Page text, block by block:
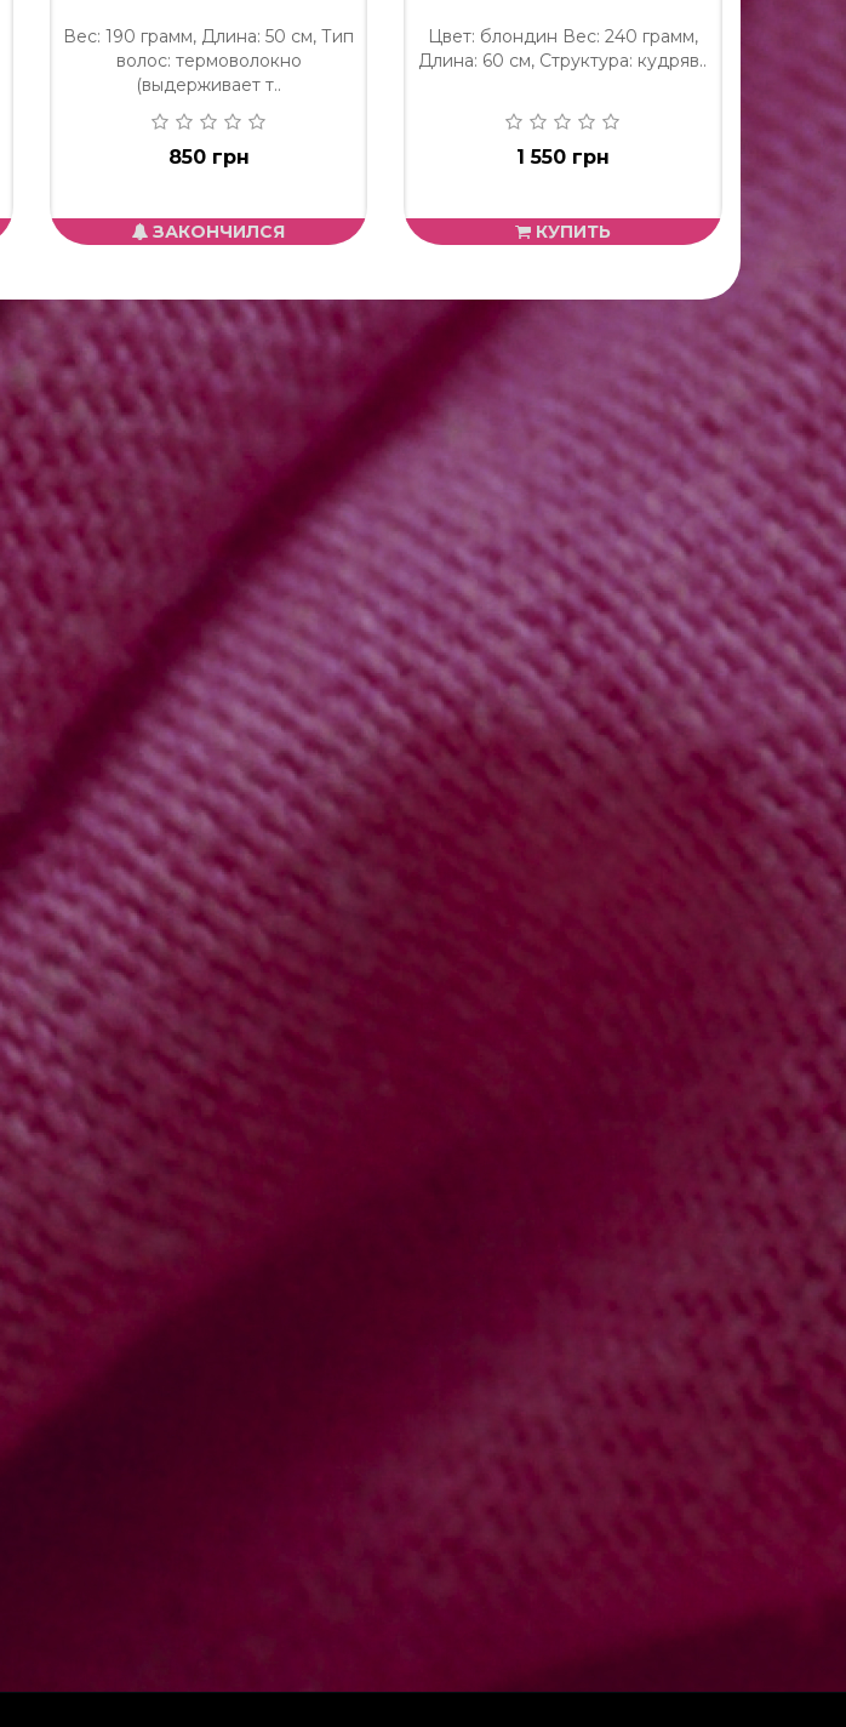
Вес: 190 грамм, Длина: 50 см, Тип
волос: термоволокно
(выдерживает т..
850 грн
ЗАКОНЧИЛСЯ
Цвет: блондин Вес: 240 грамм,
Длина: 60 см, Структура: кудряв..
1 550 грн
КУПИТЬ